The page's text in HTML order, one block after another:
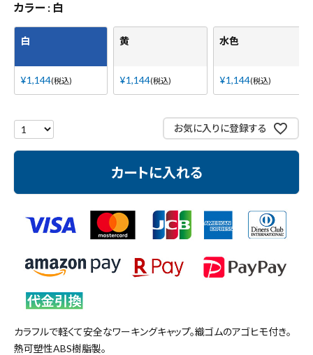
収納・腰袋・ワーク用品
現場安全・運搬
コンテンツ
カラー 白
白
¥1,144 税込
黄
¥1,144 税込
水色
¥1,144 税込
お気に入りに登録する
カートに入れる
カラフルで軽くて安全なワーキングキャップ。織ゴムのアゴヒモ付き。
熱可塑性ABS樹脂製。